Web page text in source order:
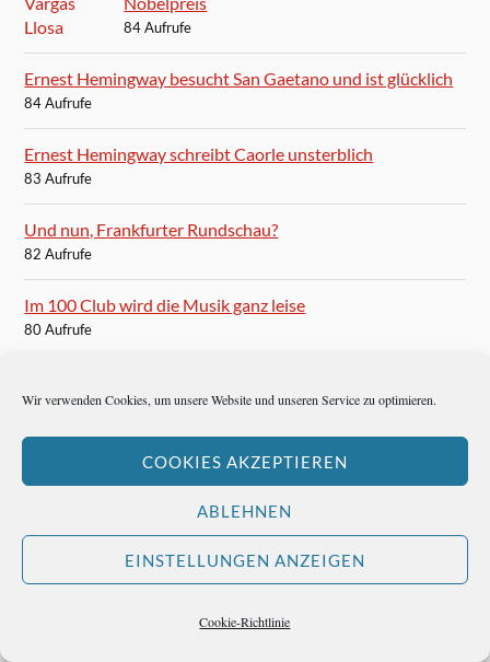
Wir verwenden Cookies, um unsere Website und unseren Service zu optimieren.
COOKIES AKZEPTIEREN
ABLEHNEN
EINSTELLUNGEN ANZEIGEN
Cookie-Richtlinie
84 Aufrufe
Ernest Hemingway besucht San Gaetano und ist glücklich
84 Aufrufe
Ernest Hemingway schreibt Caorle unsterblich
83 Aufrufe
Und nun, Frankfurter Rundschau?
82 Aufrufe
Im 100 Club wird die Musik ganz leise
80 Aufrufe
80 Aufrufe
Autoren-Brief